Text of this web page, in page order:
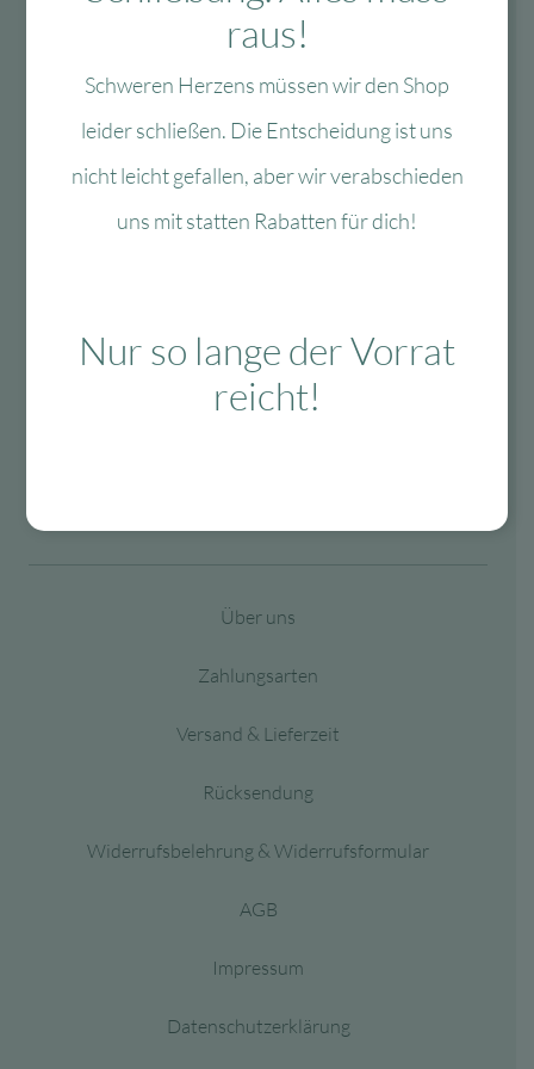
Über uns
Zahlungsarten
Versand & Lieferzeit
Rücksendung
Widerrufsbelehrung & Widerrufsformular
AGB
Impressum
Datenschutzerklärung
raus!
Schweren Herzens müssen wir den Shop
leider schließen. Die Entscheidung ist uns
nicht leicht gefallen, aber wir verabschieden
uns mit statten Rabatten für dich!
Nur so lange der Vorrat
reicht!